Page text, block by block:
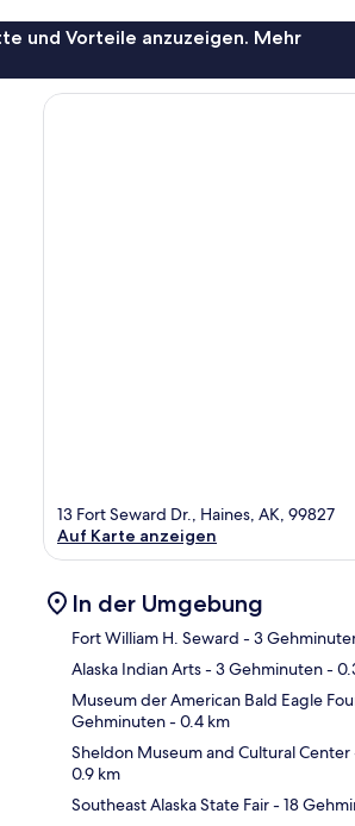
und Vorteile anzuzeigen. Mehr
13 Fort Seward Dr., Haines, AK, 99827
Auf Karte anzeigen
In der Umgebung
Fort William H. Seward - 3
Alaska Indian Arts- 3 Gehminuten-
Museum der American Bald Eagle
Gehminuten- 0.4 km
Sheldon Museum and Cultural Center
0.9 km
Southeast Alaska State Fair- 18